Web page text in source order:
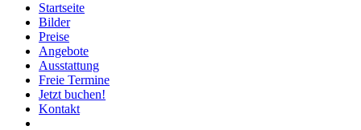
Startseite
Bilder
Preise
Angebote
Ausstattung
Freie Termine
Jetzt buchen!
Kontakt